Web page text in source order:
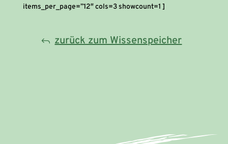
items_per_page=”12″ cols=3 showcount=1 ]
zurück zum Wissenspeicher